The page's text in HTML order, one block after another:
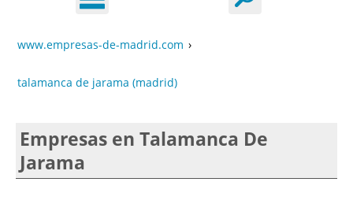
www.empresas-de-madrid.com ›
talamanca de jarama (madrid)
Empresas en Talamanca De
Jarama